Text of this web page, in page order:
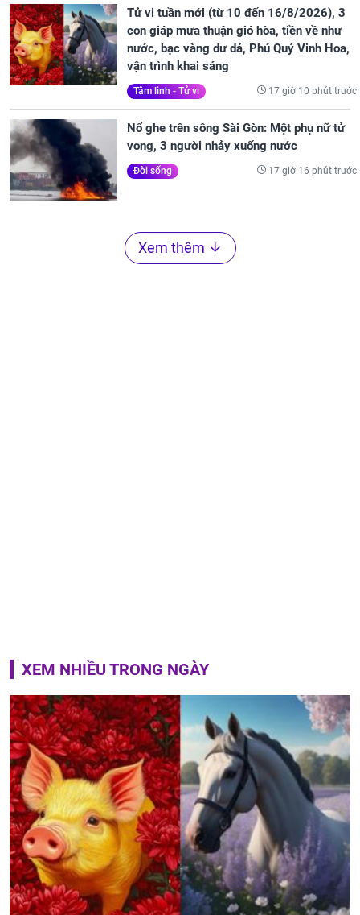
Tử vi tuần mới (từ 10 đến 16/8/2026), 3
con giáp mưa thuận gió hòa, tiền về như
nước, bạc vàng dư dả, Phú Quý Vinh Hoa,
vận trình khai sáng
Tâm linh - Tử vi 17 giờ 10 phút trước
Nổ ghe trên sông Sài Gòn: Một phụ nữ tử
vong, 3 người nhảy xuống nước
Đời sống 17 giờ 16 phút trước
Xem thêm
XEM NHIỀU TRONG NGÀY